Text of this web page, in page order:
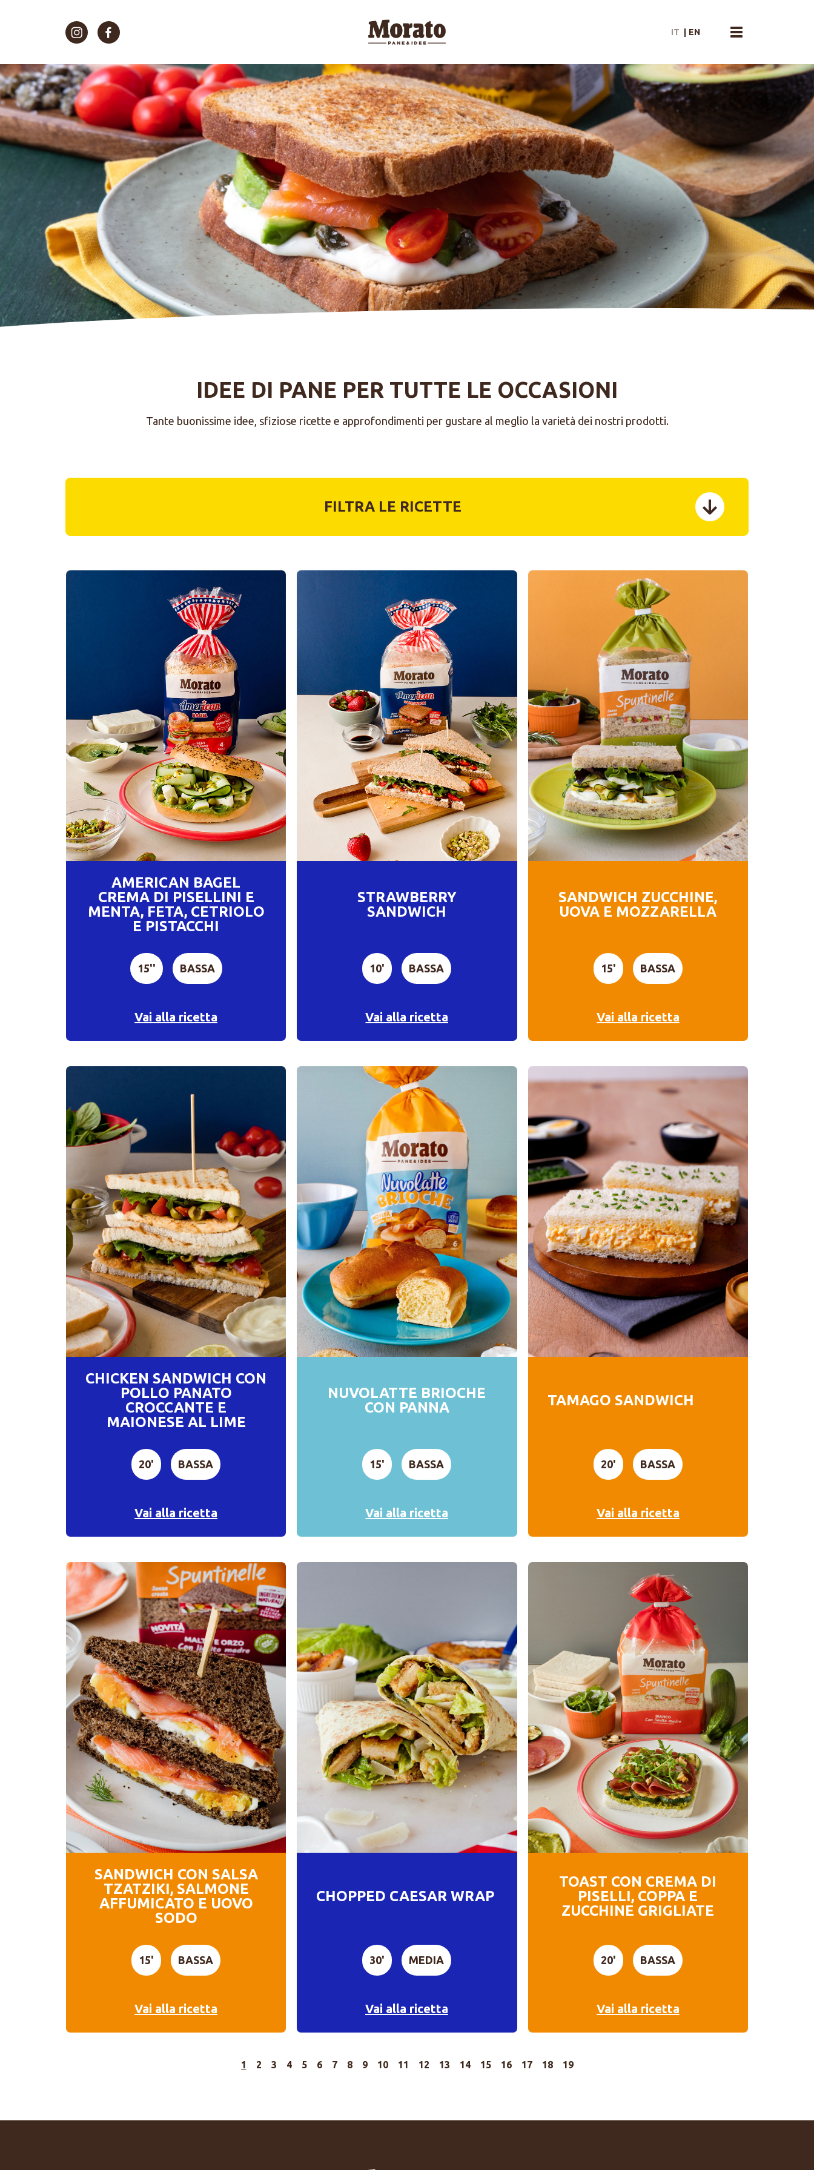
Morato Instagram
Morato Facebook IT EN
menu toggle
IDEE DI PANE PER TUTTE LE OCCASIONI
Tante buonissime idee, sfiziose ricette e approfondimenti per gustare al meglio la varietà dei nostri prodotti.
FILTRA LE RICETTE menu toggle
AMERICAN BAGEL
CREMA DI PISELLINI E
MENTA, FETA, CETRIOLO
E PISTACCHI
15'' BASSA
Vai alla ricetta
STRAWBERRY
SANDWICH
10' BASSA
Vai alla ricetta
SANDWICH ZUCCHINE,
UOVA E MOZZARELLA
15' BASSA
Vai alla ricetta
CHICKEN SANDWICH CON
POLLO PANATO
CROCCANTE E
MAIONESE AL LIME
20' BASSA
Vai alla ricetta
NUVOLATTE BRIOCHE
CON PANNA
15' BASSA
Vai alla ricetta
TAMAGO SANDWICH
20' BASSA
Vai alla ricetta
SANDWICH CON SALSA
TZATZIKI, SALMONE
AFFUMICATO E UOVO
SODO
15' BASSA
Vai alla ricetta
CHOPPED CAESAR WRAP
30' MEDIA
Vai alla ricetta
TOAST CON CREMA DI
PISELLI, COPPA E
ZUCCHINE GRIGLIATE
20' BASSA
Vai alla ricetta
1 2 3 4 5 6 7 8 9 10 11 12 13 14 15 16 17 18 19